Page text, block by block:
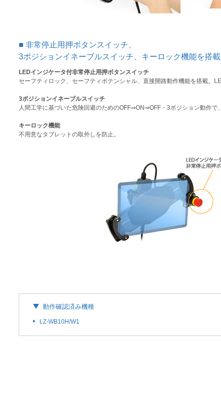
非常停止用押ボタンスイッチ、
3ポジションイネーブルスイッチ、キーロック機能を搭載
LEDインジケータ付非常停止用押ボタンスイッチ
セーフティロック、セーフティポテンシャル、直接開路動作機能を搭載。
3ポジションイネーブルスイッチ
人間工学に基づいた危険回避のためのOFF⇒ON⇒OFF・3ポジション動作で
キーロック機能
不用意なタブレットの取外しを防止。
動作確認済み機種
LZ-WB10H/W1